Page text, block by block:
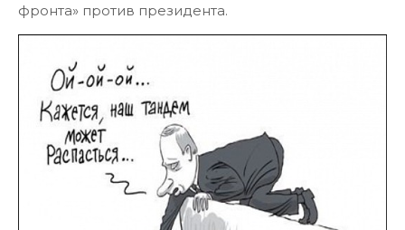
фронта» против президента.